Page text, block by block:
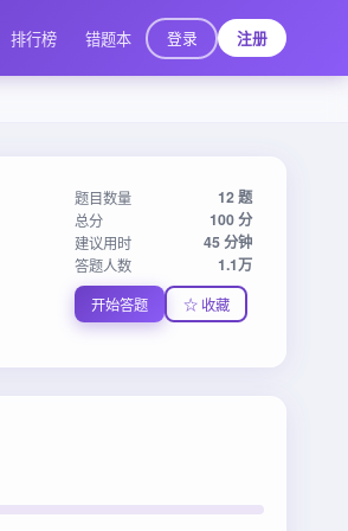
排行榜 错题本 登录 注册
题目数量 12 题
总分 100 分
建议用时 45 分钟
答题人数 1.1万
开始答题 ☆ 收藏